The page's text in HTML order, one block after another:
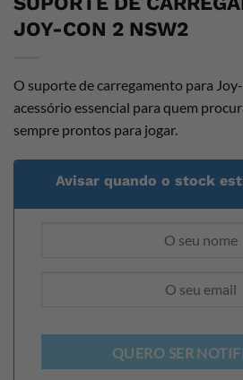
JOY-CON 2 NSW2
O suporte de carregamento para
acessório essencial para quem
sempre prontos para jogar.
Avisar quando o stock
QUERO SER